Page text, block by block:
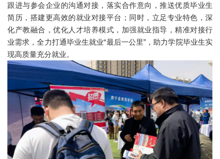
跟进与参会企业的沟通对接，落实合作意向，推送优质毕业生
简历，搭建更高效的就业对接平台；同时，立足专业特色，深
化产教融合，优化人才培养模式，加强就业指导，精准对接行
业需求，全力打通毕业生就业“最后一公里”，助力学院毕业生实
现高质量充分就业。